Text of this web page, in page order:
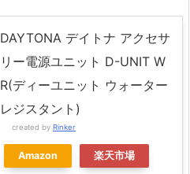
DAYTONA デイトナ アクセサ
リー電源ユニット D-UNIT W
R(ディーユニット ウォーター
レジスタント)
created by Rinker
Amazon 楽天市場